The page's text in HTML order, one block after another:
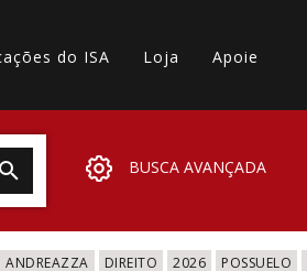
do ISA Loja Apoie
BUSCA AVANÇADA
ANDREAZZA DIREITO 2026 POSSUELO